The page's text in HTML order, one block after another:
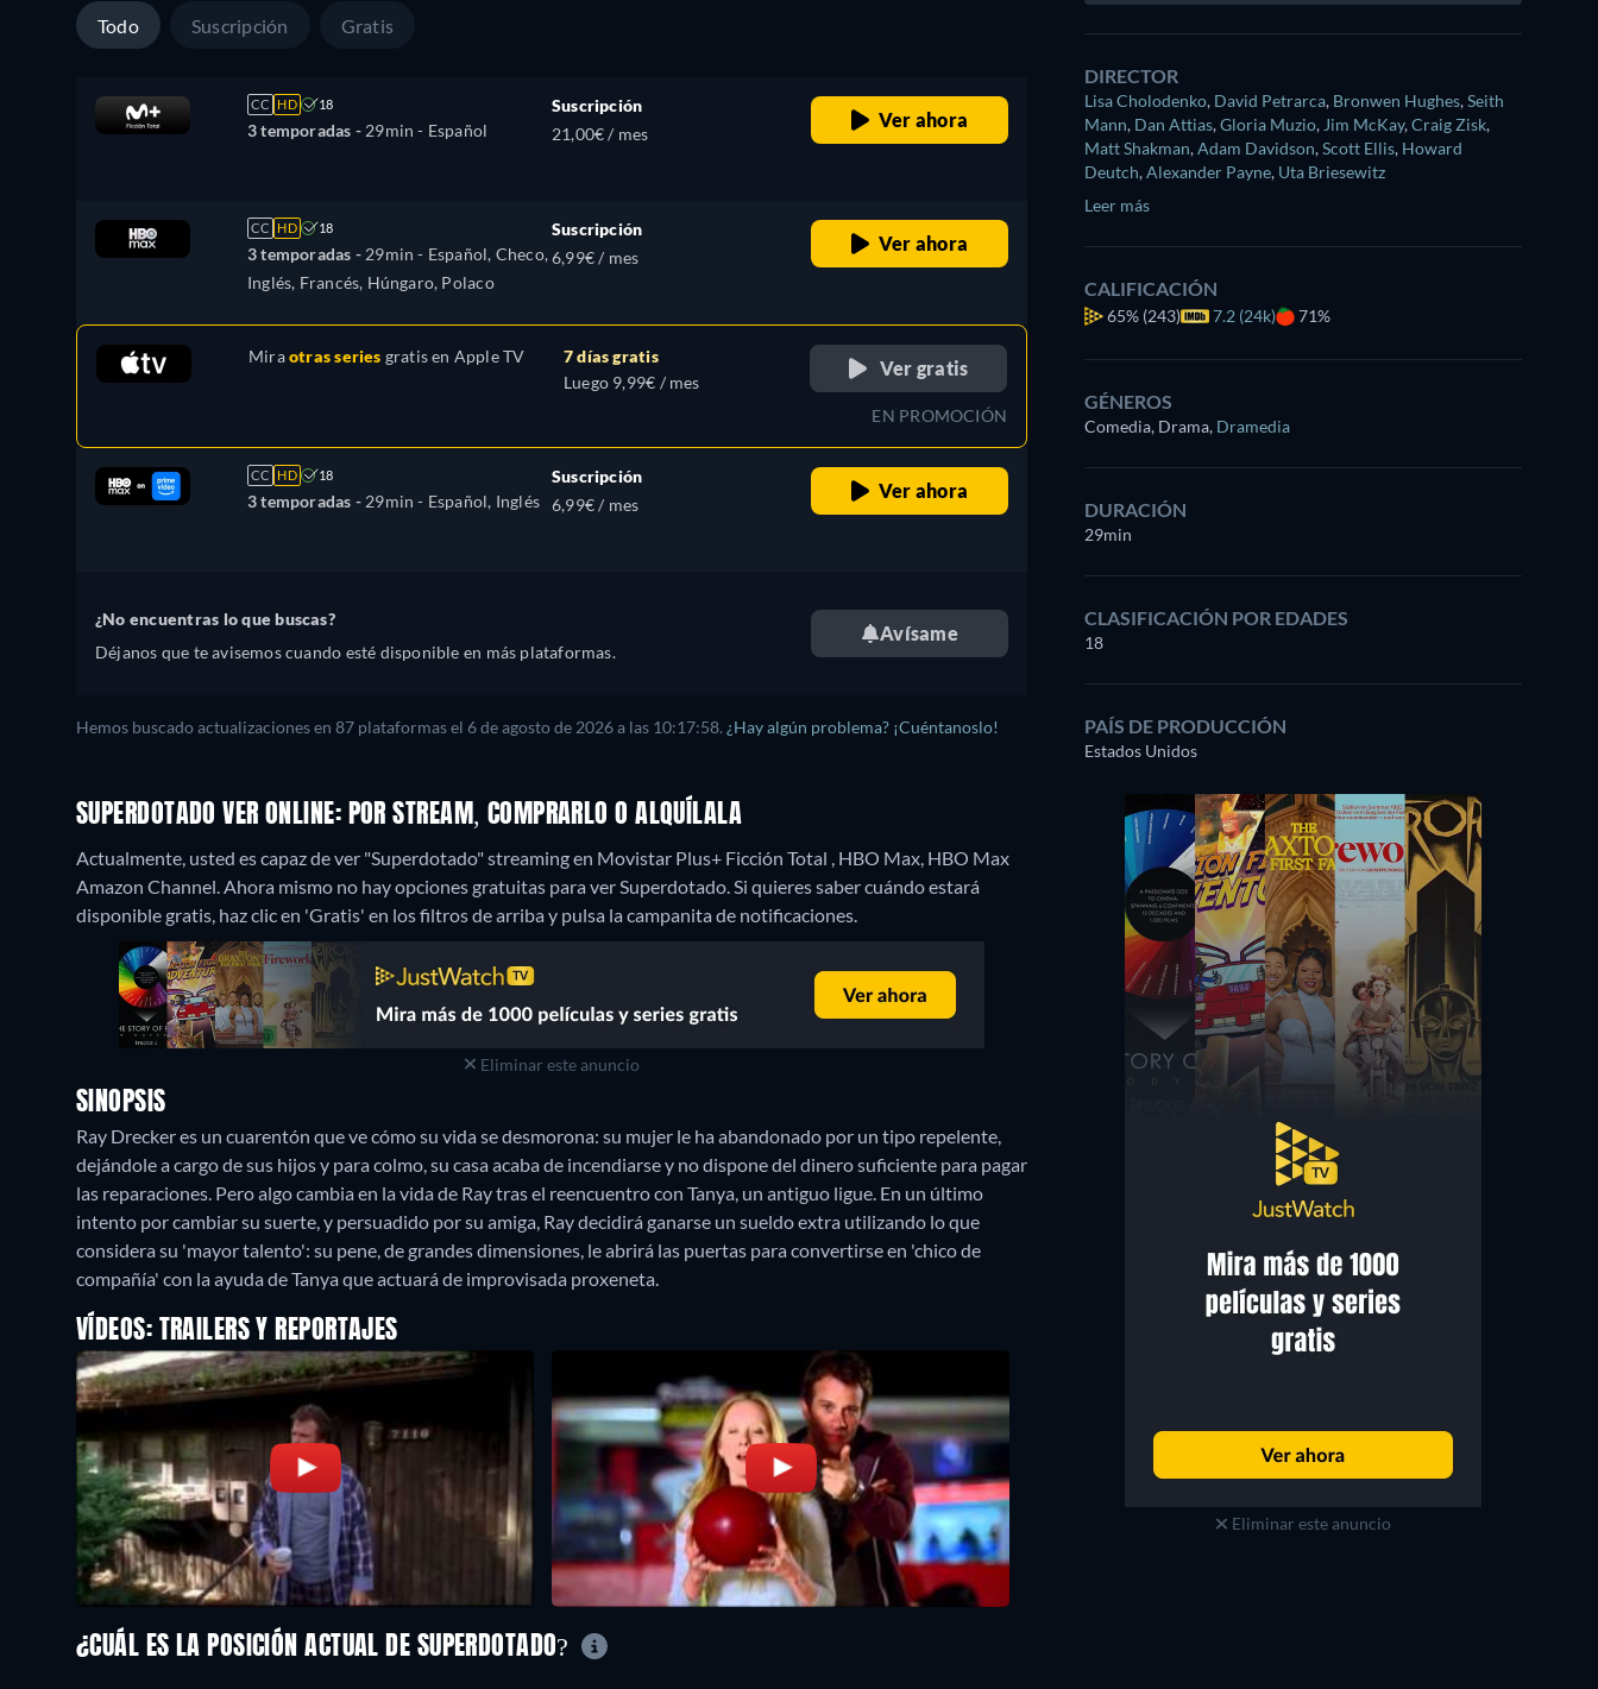
Todo Suscripción Gratis
CC HD 18
3 temporadas - 29min - Español
Suscripción
21,00€ / mes
Ver ahora
CC HD 18
3 temporadas - 29min - Español, Checo,
Inglés, Francés, Húngaro, Polaco
Suscripción
6,99€ / mes
Ver ahora
Miraotras series gratis en Apple TV
7 días gratis
Luego 9,99€ / mes
Ver gratis
EN PROMOCIÓN
CC HD 18
3 temporadas - 29min - Español, Inglés
Suscripción
6,99€ / mes
Ver ahora
¿No encuentras lo que buscas?
Déjanos que te avisemos cuando esté disponible en más plataformas.
Avísame
Hemos buscado actualizaciones en 87 plataformas el 6 de agosto de 2026 a las 10:17:58. ¿Hay algún problema? ¡Cuéntanoslo!
SUPERDOTADO VER ONLINE: POR STREAM, COMPRARLO O ALQUÍLALA
Actualmente, usted es capaz de ver "Superdotado" streaming en Movistar Plus+ Ficción Total , HBO Max, HBO Max
Amazon Channel. Ahora mismo no hay opciones gratuitas para ver Superdotado. Si quieres saber cuándo estará
disponible gratis, haz clic en 'Gratis' en los filtros de arriba y pulsa la campanita de notificaciones.
Eliminar este anuncio
SINOPSIS
Ray Drecker es un cuarentón que ve cómo su vida se desmorona: su mujer le ha abandonado por un tipo repelente,
dejándole a cargo de sus hijos y para colmo, su casa acaba de incendiarse y no dispone del dinero suficiente para pagar
las reparaciones. Pero algo cambia en la vida de Ray tras el reencuentro con Tanya, un antiguo ligue. En un último
intento por cambiar su suerte, y persuadido por su amiga, Ray decidirá ganarse un sueldo extra utilizando lo que
considera su 'mayor talento': su pene, de grandes dimensiones, le abrirá las puertas para convertirse en 'chico de
compañía' con la ayuda de Tanya que actuará de improvisada proxeneta.
VÍDEOS: TRAILERS Y REPORTAJES
DIRECTOR
Lisa Cholodenko, David Petrarca, Bronwen Hughes,Seith
Mann, Dan Attias,Gloria Muzio, Jim McKay,Craig Zisk,
Matt Shakman,Adam Davidson,Scott Ellis, Howard
Deutch,Alexander Payne, Uta Briesewitz
Leer más
CALIFICACIÓN
65% (243) 7.2 (24k) 71%
GÉNEROS
Comedia, Drama, Dramedia
DURACIÓN
29min
CLASIFICACIÓN POR EDADES
18
PAÍS DE PRODUCCIÓN
Estados Unidos
Eliminar este anuncio
¿CUÁL ES LA POSICIÓN ACTUAL DE SUPERDOTADO?